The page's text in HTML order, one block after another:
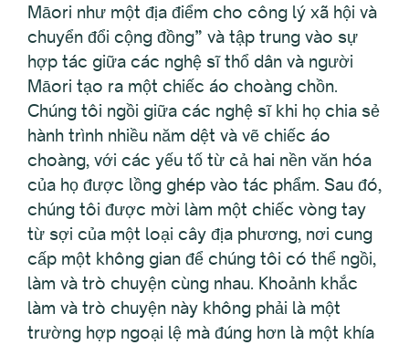
Māori như một địa điểm cho công lý xã hội và
chuyển đổi cộng đồng” và tập trung vào sự
hợp tác giữa các nghệ sĩ thổ dân và người
Māori tạo ra một chiếc áo choàng chồn.
Chúng tôi ngồi giữa các nghệ sĩ khi họ chia sẻ
hành trình nhiều năm dệt và vẽ chiếc áo
choàng, với các yếu tố từ cả hai nền văn hóa
của họ được lồng ghép vào tác phẩm. Sau đó,
chúng tôi được mời làm một chiếc vòng tay
từ sợi của một loại cây địa phương, nơi cung
cấp một không gian để chúng tôi có thể ngồi,
làm và trò chuyện cùng nhau. Khoảnh khắc
làm và trò chuyện này không phải là một
trường hợp ngoại lệ mà đúng hơn là một khía